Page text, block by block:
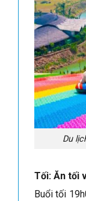
Du
Tối: Ăn tối
Buổi tối